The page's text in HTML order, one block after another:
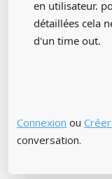
en utilisateur.
détaillées cela
d'un time out.
Connexion ou
conversation.